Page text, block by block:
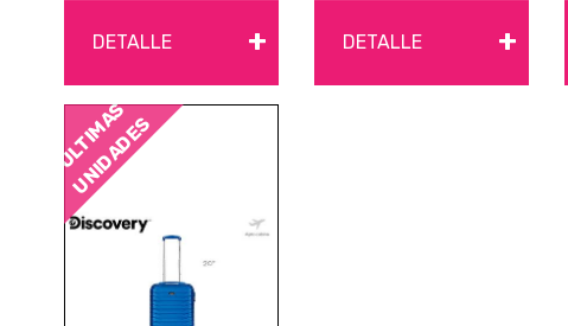
DETALLE + DETALLE +
ÚLTIMAS
UNIDADES